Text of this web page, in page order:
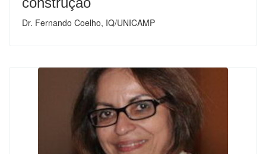
Dr. Fernando Coelho, IQ/UNICAMP